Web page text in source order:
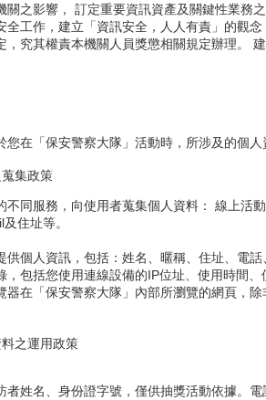
之影響， 訂定重要資訊資產及關鍵性業務
工作，建立「資訊安全，人人有責」的觀
究其權責本機關人員獎懲相關規定辦理。 建
在「保安警察大隊」活動時，所涉及的個人
集政策
不同服務，向使用者蒐集個人資料： 線上活
住址等。
供個人資訊，包括：姓名、暱稱、住址、電
，包括您使用連線設備的IP位址、使用時間
器在「保安警察大隊」內部所瀏覽的網頁，
之運用政策
者姓名、身份證字號，僅供抽獎活動依據